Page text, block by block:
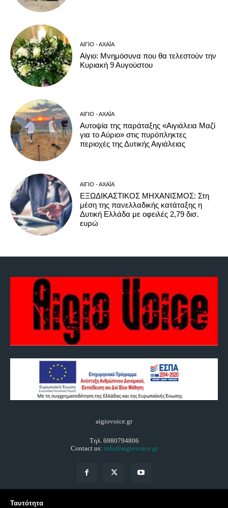
ΑΊΓΙΟ - ΑΧΑΪ́Α
Αίγιο: Μνημόσυνα που θα τελεστούν την
Κυριακή 9 Αυγούστου
ΑΊΓΙΟ - ΑΧΑΪ́Α
Αυτοψία της παράταξης «Αιγιάλεια Μαζί
για το Αύριο» στις πυρόπληκτες
περιοχές της Δυτικής Αιγιάλειας
ΑΊΓΙΟ - ΑΧΑΪ́Α
ΕΞΩΔΙΚΑΣΤΙΚΟΣ ΜΗΧΑΝΙΣΜΟΣ: Στη
μέση της πανελλαδικής κατάταξης η
Δυτική Ελλάδα με οφειλές 2,79 δισ.
ευρώ
aigiovoice.gr
Τηλ. 6980794806
Contact us: info@aigiovoice.gr
Ταυτότητα